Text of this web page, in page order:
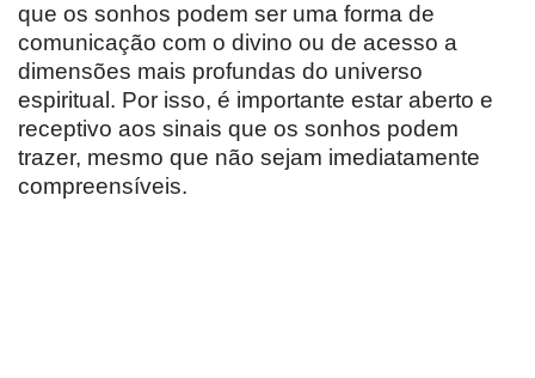
que os sonhos podem ser uma forma de
comunicação com o divino ou de acesso a
dimensões mais profundas do universo
espiritual. Por isso, é importante estar aberto e
receptivo aos sinais que os sonhos podem
trazer, mesmo que não sejam imediatamente
compreensíveis.